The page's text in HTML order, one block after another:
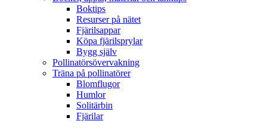
Boktips
Resurser på nätet
Fjärilsappar
Köpa fjärilsprylar
Bygg själv
Pollinatörsövervakning
Träna på pollinatörer
Blomflugor
Humlor
Solitärbin
Fjärilar